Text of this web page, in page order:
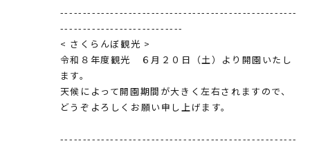
----------------------------------------------------
---------------------------
< さくらんぼ観光 >
令和８年度観光 ６月２０日（土）より開園いたし
ます。
天候によって開園期間が大きく左右されますので、
どうぞよろしくお願い申し上げます。